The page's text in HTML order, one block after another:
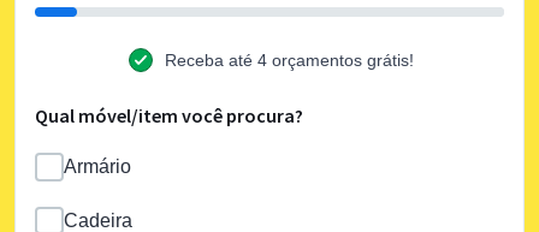
Receba até 4 orçamentos grátis!
Qual móvel/item você procura?
Armário
Cadeira